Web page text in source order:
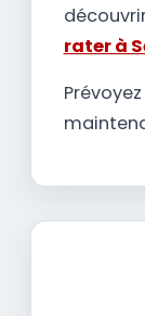
rater à